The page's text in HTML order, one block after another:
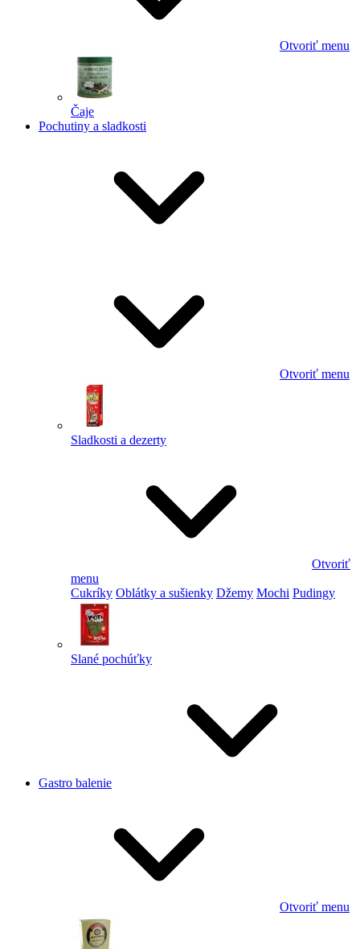
Otvoriť menu
Čaje
Pochutiny a sladkosti
Otvoriť menu
Sladkosti a dezerty
Otvoriť
menu
Cukríky Oblátky a sušienky Džemy Mochi Pudingy
Slané pochúťky
Gastro balenie
Otvoriť menu